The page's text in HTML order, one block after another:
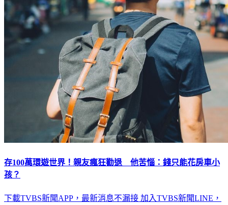
存100萬環遊世界！親友瘋狂勸退 他苦惱：錢只能花房車小
孩？
下載TVBS新聞APP，最新消息不漏接 加入TVBS新聞LINE，